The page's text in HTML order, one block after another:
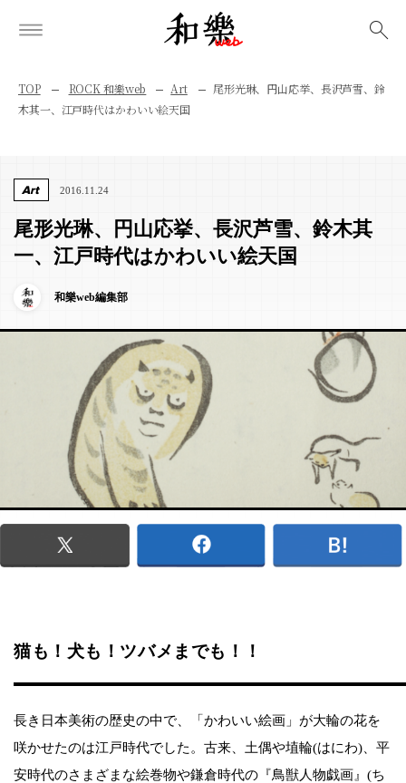
TOP ROCK 和樂web Art
尾形光琳、円山応挙、長沢芦雪、鈴
木其一、江戸時代はかわいい絵天国
Art 2016.11.24
尾形光琳、円山応挙、長沢芦雪、鈴木其
一、江戸時代はかわいい絵天国
和樂web編集部
猫も！犬も！ツバメまでも！！
長き日本美術の歴史の中で、「かわいい絵画」が大輪の花を
咲かせたのは江戸時代でした。古来、土偶や埴輪(はにわ)、平
安時代のさまざまな絵巻物や鎌倉時代の『鳥獣人物戯画』(ち